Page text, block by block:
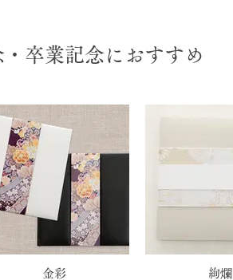
卒業記念におすすめ
金彩 絢爛